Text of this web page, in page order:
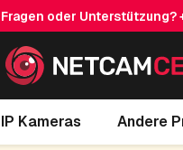
Fragen oder Unterstützung?
IP Kameras Andere
Bosch BVMS MBV-